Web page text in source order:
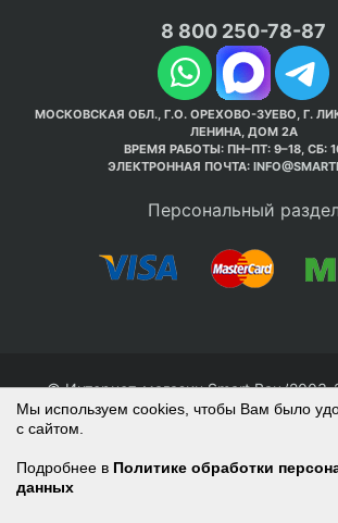
8 800 250-78-87
МОСКОВСКАЯ ОБЛ., Г.О. ОРЕХОВО-ЗУЕВО, Г.
ЛЕНИНА, ДОМ 2А
ВРЕМЯ РАБОТЫ: ПН–ПТ: 9–18, СБ:
ЭЛЕКТРОННАЯ ПОЧТА:
Персональный
© Интернет-магазин Smart Bau
правильно с 1-го раза.
Политика обработки
Войти
Регистрация
Корзина
Мы используем cookies, чтобы Вам было
с сайтом.
Подробнее в Политике обработки
данных